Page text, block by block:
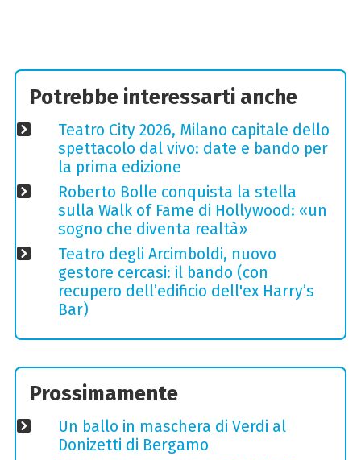
Potrebbe interessarti anche
Teatro City 2026, Milano capitale dello
spettacolo dal vivo: date e bando per
la prima edizione
Roberto Bolle conquista la stella
sulla Walk of Fame di Hollywood: «un
sogno che diventa realtà»
Teatro degli Arcimboldi, nuovo
gestore cercasi: il bando (con
recupero dell’edificio dell'ex Harry’s
Bar)
Prossimamente
Un ballo in maschera di Verdi al
Donizetti di Bergamo